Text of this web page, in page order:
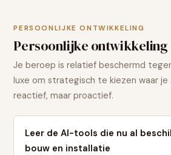
PERSOONLIJKE ONTWIKKELING
Persoonlijke ontwikkeling
Je beroep is relatief beschermd
luxe om strategisch te kiezen waar
reactief, maar proactief.
Leer de AI-tools die nu al
bouw en installatie